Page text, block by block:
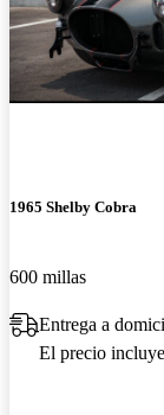
1965 Shelby Cobra
600 millas
Entrega a
El precio